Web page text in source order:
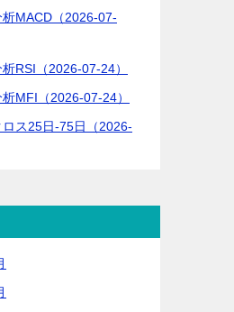
MACD（2026-07-
RSI（2026-07-24）
MFI（2026-07-24）
ロス25日-75日（2026-